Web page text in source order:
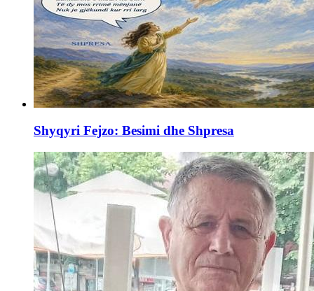
Shyqyri Fejzo: Besimi dhe Shpresa